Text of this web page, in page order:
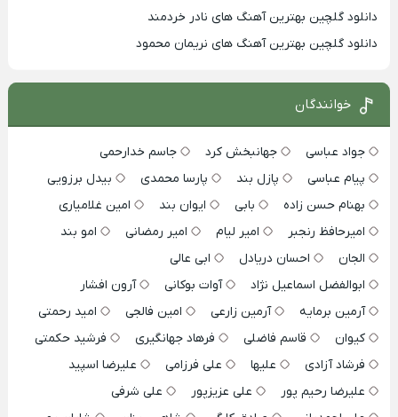
دانلود گلچین بهترین آهنگ های نادر خردمند
دانلود گلچین بهترین آهنگ های نریمان محمود
خوانندگان
جواد عباسی جهانبخش کرد
جاسم خدارحمی
پیام عباسی
پازل بند پارسا محمدی
بیدل برزویی
بهنام حسن زاده
بابی ایوان بند
امین غلامیاری
امیرحافظ رنجبر
امیر لیام امیر رمضانی
امو بند
الجان
احسان دریادل
ابی عالی
ابوالفضل اسماعیل نژاد
آوات بوکانی
آرون افشار
آرمین برمایه
آرمین زارعی امین فالجی
امید رحمتی
کیوان
قاسم فاضلی فرهاد جهانگیری
فرشید حکمتی
فرشاد آزادی
علیها علی فرزامی
علیرضا اسپید
علیرضا رحیم پور
علی عزیزپور
علی شرفی